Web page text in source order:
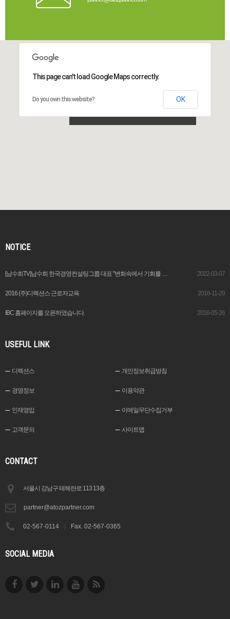
This page can't load Google Maps correctly.
Do you own this website? OK
NOTICE
[남수희TV]남수희 한국경영컨설팅그룹 대표 "변화속에서 기회를 창출하는 이가 기업가“ 2022-03-07
2016 (주)디렉션스 근로자교육 2016-11-29
IBC 홈페이지를 오픈하였습니다. 2016-05-26
USEFUL LINK
디렉션스 개인정보취급방침
경영정보 이용약관
인재영입 이메일무단수집거부
고객문의 사이트맵
CONTACT
서울시 강남구 테헤란로 113 13층
partner@atozpartner.com
02-567-0114 Fax. 02-567-0365
SOCIAL MEDIA